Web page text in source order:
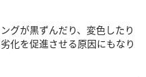
グが黒ずんだり、変色したり
化を促進させる原因にもなり